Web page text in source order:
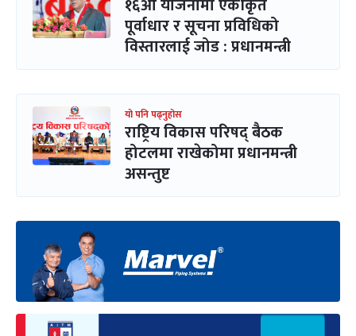
१६औं योजनामा एकीकृत
पूर्वाधार र सूचना प्रविधिको
विस्तारलाई जोड : प्रधानमन्त्री
यो पनि पढ्नुहोस
राष्ट्रिय विकास परिषद् बैठक
होटलमा राखेकोमा प्रधानमन्त्री
असन्तुष्ट